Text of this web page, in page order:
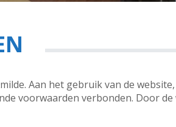
Aan het gebruik van de
voorwaarden verbonden. Door